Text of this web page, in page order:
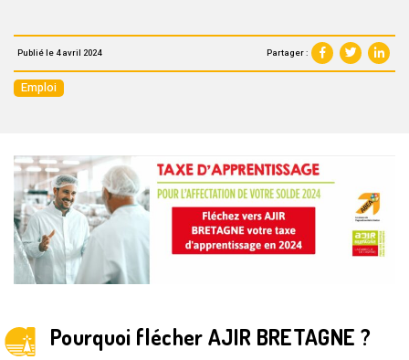
Publié le 4 avril 2024 Partager :
Emploi
Pourquoi flécher AJIR BRETAGNE ?